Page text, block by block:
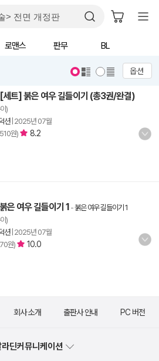
로맨스 판무 BL
옵션
트] 붉은 여우 길들이기 (총3권/완결)
)
션| 2025년 07월
원) 8.2
은 여우 길들이기 1 -붉은 여우 길들이기 1
)
션| 2025년 07월
원) 10.0
회사 소개 출판사 안내 PC 버전
딘커뮤니케이션